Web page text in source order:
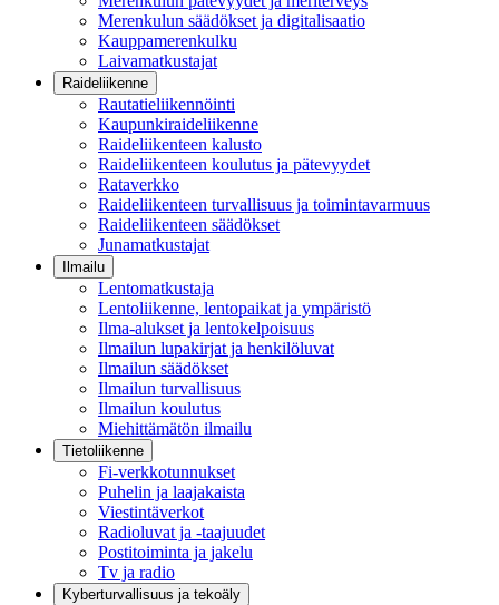
Merenkulun säädökset ja digitalisaatio
Kauppamerenkulku
Laivamatkustajat
Raideliikenne
Rautatieliikennöinti
Kaupunkiraideliikenne
Raideliikenteen kalusto
Raideliikenteen koulutus ja pätevyydet
Rataverkko
Raideliikenteen turvallisuus ja toimintavarmuus
Raideliikenteen säädökset
Junamatkustajat
Ilmailu
Lentomatkustaja
Lentoliikenne, lentopaikat ja ympäristö
Ilma-alukset ja lentokelpoisuus
Ilmailun lupakirjat ja henkilöluvat
Ilmailun säädökset
Ilmailun turvallisuus
Ilmailun koulutus
Miehittämätön ilmailu
Tietoliikenne
Fi-verkkotunnukset
Puhelin ja laajakaista
Viestintäverkot
Radioluvat ja -taajuudet
Postitoiminta ja jakelu
Tv ja radio
Kyberturvallisuus ja tekoäly